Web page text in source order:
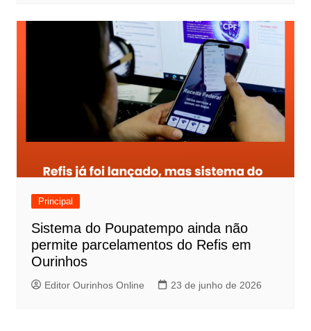
Principal
Sistema do Poupatempo ainda não
permite parcelamentos do Refis em
Ourinhos
Editor Ourinhos Online 23 de junho de 2026